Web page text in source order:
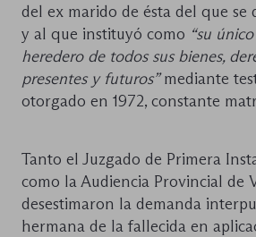
del ex marido de ésta del que se
y al que instituyó como “su
heredero de todos sus bienes,
presentes y futuros”mediante
otorgado en 1972, constante
Tanto el Juzgado de Primera
como la Audiencia Provincial de
desestimaron la demanda
hermana de la fallecida en